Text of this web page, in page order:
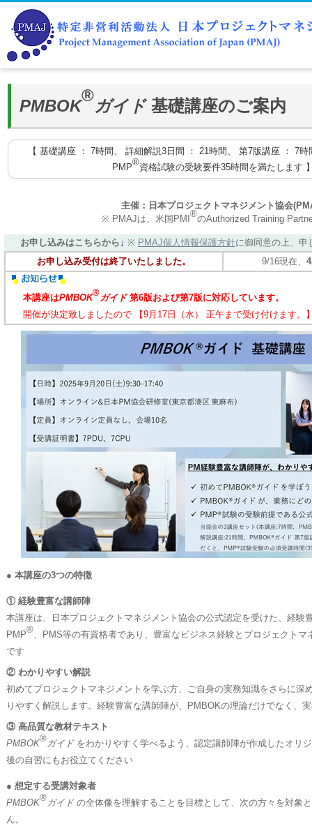
PMBOK
®
ガイド基礎講座のご案内
【 基礎講座 ： 7時間、 詳細解説3日間 ： 21時間、 第7版講座 ： 7
PMP
®
資格試験の受験要件35時間を満たします
主催：日本プロジェクトマネジメント協会
※ PMAJは、米国PMI
®
のAuthorized Training
お申し込みはこちらから↓ ※ PMAJ個人情報保護方針に御同意の上、申
お申し込み受付は終了いたしました。
9/16現在、
本講座はPMBOK
®
ガイド第6版および第7版に対応しています。
開催が決定致しましたので 【9月17日（水） 正午まで受け付けます。
● 本講座の3つの特徴
① 経験豊富な講師陣
本講座は、日本プロジェクトマネジメント協会の公式認定を受けた、経験
PMP
®
、PMS等の有資格者であり、豊富なビジネス経験とプロジェクトマ
です
② わかりやすい解説
初めてプロジェクトマネジメントを学ぶ方、ご自身の実務知識をさらに深
りやすく解説します。経験豊富な講師陣が、PMBOKの理論だけでなく、
③ 高品質な教材テキスト
PMBOK
®
ガイドをわかりやすく学べるよう、認定講師陣が作成したオリ
後の自習にもお役立てください
● 想定する受講対象者
PMBOK
®
ガイドの全体像を理解することを目標として、次の方々を対象
ん。